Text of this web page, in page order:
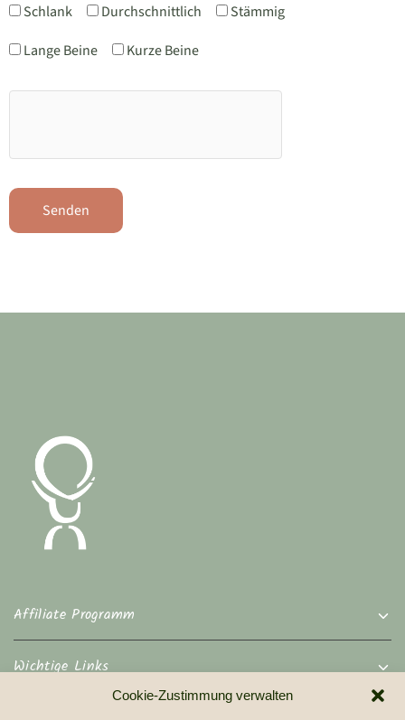
Cookie-Zustimmung verwalten
Schlank
Durchschnittlich
Stämmig
Lange Beine
Kurze Beine
Affiliate Programm
Wichtige Links